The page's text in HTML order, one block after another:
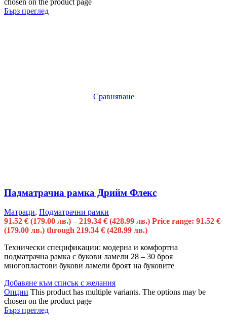
Бърз преглед
Сравняване
Падматрачна рамка Дрийм Флекс
Матраци, Подматрачни рамки
91.52 € (179.00 лв.) – 219.34 € (428.99 лв.) Price range: 91.52 €
(179.00 лв.) through 219.34 € (428.99 лв.)
Технически спецификации: модерна и комфортна
подматрачна рамка с букови ламели 28 – 30 броя
многопластови букови ламели броят на буковите
Добавяне към списък с желания
Опции This product has multiple variants. The options may be
chosen on the product page
Бърз преглед